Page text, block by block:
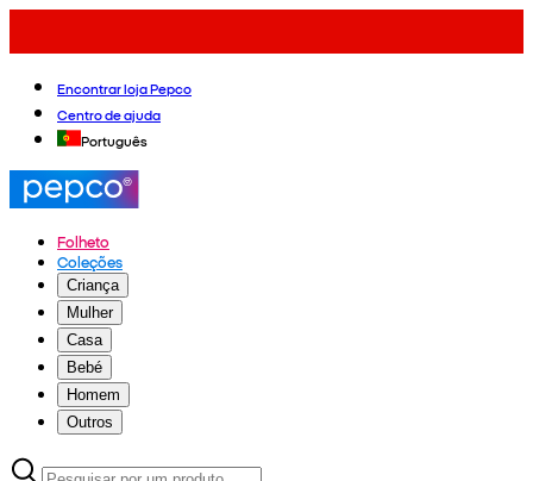
Encontrar loja Pepco
Centro de ajuda
Português
Folheto
Coleções
Criança
Mulher
Casa
Bebé
Homem
Outros